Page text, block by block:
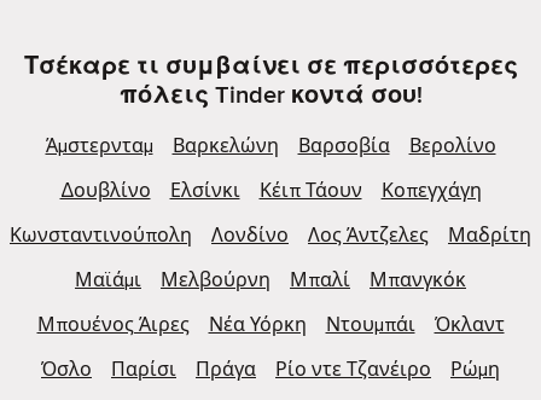
Τσέκαρε τι συμβαίνει σε περισσότερες
πόλεις Tinder κοντά σου!
Άμστερνταμ Βαρκελώνη Βαρσοβία
Βερολίνο
Δουβλίνο
Ελσίνκι Κέιπ Τάουν
Κοπεγχάγη
Κωνσταντινούπολη
Λονδίνο Λος Άντζελες
Μαδρίτη
Μαϊάμι
Μελβούρνη Μπαλί
Μπανγκόκ
Μπουένος Άιρες
Νέα Υόρκη Ντουμπάι
Όκλαντ
Όσλο
Παρίσι Πράγα Ρίο ντε Τζανέιρο
Ρώμη